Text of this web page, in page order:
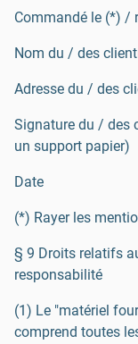
Commandé le (*) /
Nom du / des
Adresse du / des
Signature du / des
un support papier)
Date
(*) Rayer les
§ 9 Droits relatifs
responsabilité
(1) Le "matériel
comprend toutes